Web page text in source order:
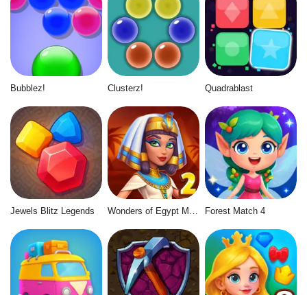
Bubblez! Clusterz! Quadrablast
Jewels Blitz Legends Forest Match 4